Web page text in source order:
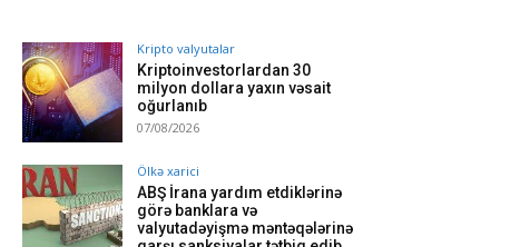
Kripto valyutalar
Kriptoinvestorlardan 30
milyon dollara yaxın vəsait
oğurlanıb
07/08/2026
Ölkə xarici
ABŞ İrana yardım etdiklərinə
görə banklara və
valyutadəyişmə məntəqələrinə